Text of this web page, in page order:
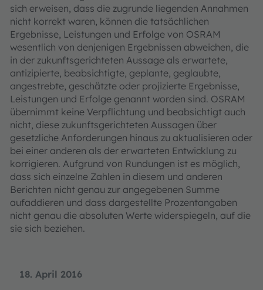
18. April 2016
sich erweisen, dass die zugrunde liegenden Annahmen
nicht korrekt waren, können die tatsächlichen
Ergebnisse, Leistungen und Erfolge von OSRAM
wesentlich von denjenigen Ergebnissen abweichen, die
in der zukunftsgerichteten Aussage als erwartete,
antizipierte, beabsichtigte, geplante, geglaubte,
angestrebte, geschätzte oder projizierte Ergebnisse,
Leistungen und Erfolge genannt worden sind. OSRAM
übernimmt keine Verpflichtung und beabsichtigt auch
nicht, diese zukunftsgerichteten Aussagen über
gesetzliche Anforderungen hinaus zu aktualisieren oder
bei einer anderen als der erwarteten Entwicklung zu
korrigieren. Aufgrund von Rundungen ist es möglich,
dass sich einzelne Zahlen in diesem und anderen
Berichten nicht genau zur angegebenen Summe
aufaddieren und dass dargestellte Prozentangaben
nicht genau die absoluten Werte widerspiegeln, auf die
sie sich beziehen.